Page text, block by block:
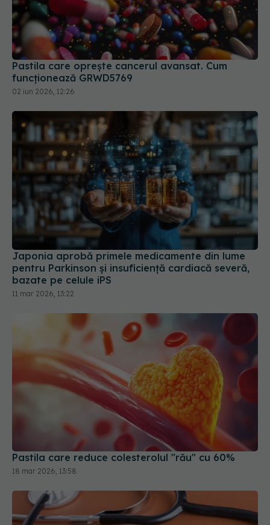
Pastila care oprește cancerul avansat. Cum
funcționează GRWD5769
02 iun 2026, 12:26
Japonia aprobă primele medicamente din lume
pentru Parkinson și insuficiență cardiacă severă,
bazate pe celule iPS
11 mar 2026, 13:22
Pastila care reduce colesterolul "rău" cu 60%
18 mar 2026, 13:58